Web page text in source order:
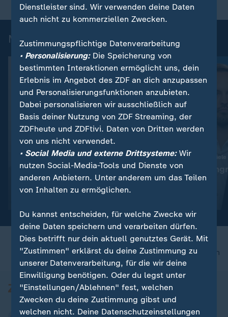
Mehr aus ZDFheute live
Abwehr ballistischer Raketen:
"Das ist die Champions-
League der Technologie"
Ukraine trifft neue Ziele
"Deutlicher
Alltag"
nach oben
Dienstleister sind. Wir verwenden deine Daten
auch nicht zu kommerziellen Zwecken.
Zustimmungspflichtige Datenverarbeitung
• Personalisierung:Die Speicherung von
bestimmten Interaktionen ermöglicht uns, dein
Erlebnis im Angebot des ZDF an dich anzupassen
und Personalisierungsfunktionen anzubieten.
Dabei personalisieren wir ausschließlich auf
Basis deiner Nutzung von ZDF Streaming, der
ZDFheute und ZDFtivi. Daten von Dritten werden
von uns nicht verwendet.
• Social Media und externe Drittsysteme:Wir
nutzen Social-Media-Tools und Dienste von
anderen Anbietern. Unter anderem um das Teilen
von Inhalten zu ermöglichen.
Du kannst entscheiden, für welche Zwecke wir
deine Daten speichern und verarbeiten dürfen.
Dies betrifft nur dein aktuell genutztes Gerät. Mit
"Zustimmen" erklärst du deine Zustimmung zu
unserer Datenverarbeitung, für die wir deine
Einwilligung benötigen. Oder du legst unter
"Einstellungen/Ablehnen" fest, welchen
Zwecken du deine Zustimmung gibst und
welchen nicht. Deine Datenschutzeinstellungen